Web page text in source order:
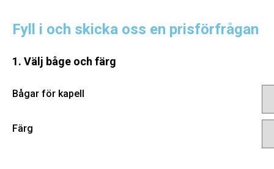
Fyll i och skicka oss en prisförfrågan
1. Välj båge och färg
Bågar för kapell
Färg